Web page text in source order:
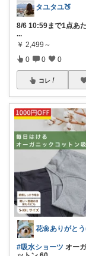
タユタユ🍑
8/6 10:59まで1点あ
...
￥ 2,499～
0 0 0
コレ
#吸水ショーツ オー